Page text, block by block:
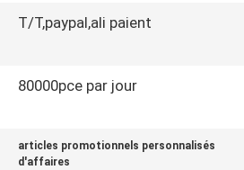
T/T,paypal,ali paient
80000pce par jour
articles promotionnels personnalisés
d'affaires